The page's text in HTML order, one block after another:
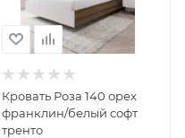
Кровать Роза 140 орех
франклин/белый софт
тренто